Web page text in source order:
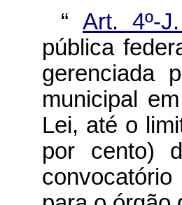
“Art. 4º-J.
pública
gerenciada
municipal
Lei, até o
por cento)